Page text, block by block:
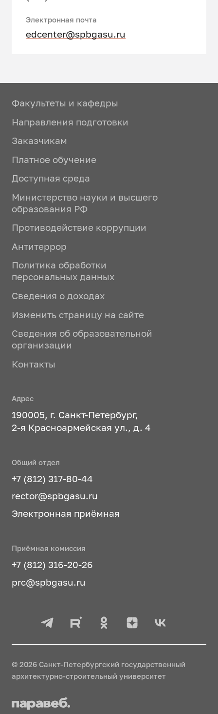
Электронная почта
edcenter@spbgasu.ru
Факультеты и кафедры
Направления подготовки
Заказчикам
Платное обучение
Доступная среда
Министерство науки и высшего
образования РФ
Противодействие коррупции
Антитеррор
Политика обработки
персональных данных
Сведения о доходах
Изменить страницу на сайте
Сведения об образовательной
организации
Контакты
Адрес
190005, г. Санкт-Петербург,
2-я Красноармейская ул., д. 4
Общий отдел
+7 (812) 317-80-44
rector@spbgasu.ru
Электронная приёмная
Приёмная комиссия
+7 (812) 316-20-26
prc@spbgasu.ru
© 2026 Санкт-Петербургский государственный
архитектурно-строительный университет